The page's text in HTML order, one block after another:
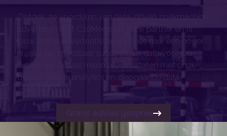
Ontdek de voordelen van data-driven zoekmachine
adverteren met C10Media als jouw partner en til
jouw online advertentiecampagnes naar een hoger
niveau van meetbaar succes. Laat data voor jou
werken en behaal maximale resultaten met onze
geavanceerde analytics en diepgaande data-
analyse.
Gratis advies gesprek